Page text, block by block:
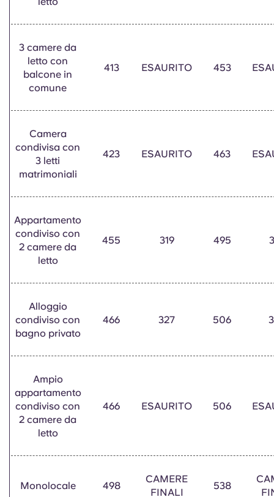
3 camere da
letto con
balcone in
comune
413 ESAURITO 453
Camera
condivisa con
3 letti
matrimoniali
423 ESAURITO 463
Appartamento
condiviso con
2 camere da
letto
455 319 495
Alloggio
condiviso con
bagno privato
466 327 506
Ampio
appartamento
condiviso con
2 camere da
letto
466 ESAURITO 506
Monolocale 498
CAMERE
FINALI
538